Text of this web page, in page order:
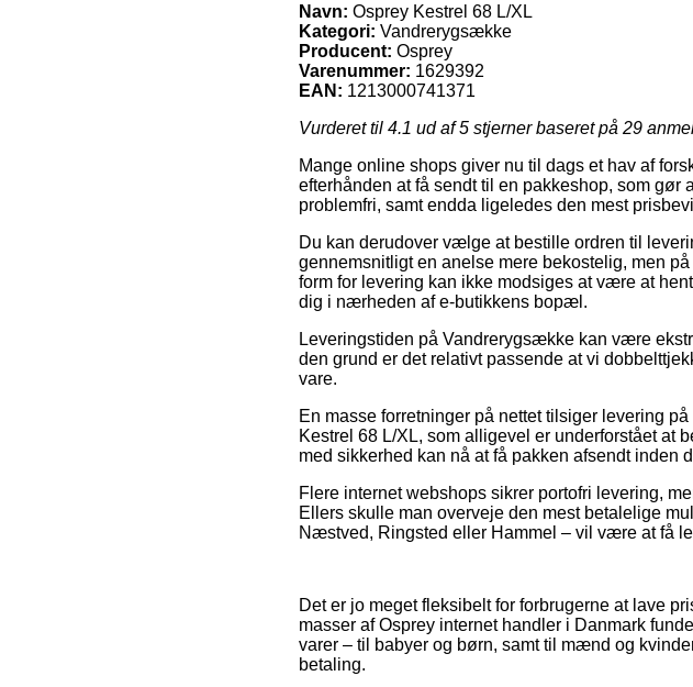
Navn: Osprey Kestrel 68 L/XL
Kategori: Vandrerygsække
Producent: Osprey
Varenummer: 1629392
EAN: 1213000741371
Vurderet til 4.1 ud af 5 stjerner baseret på 29
Mange online shops giver nu til dags et hav af
efterhånden at få sendt til en pakkeshop, som gør
problemfri, samt endda ligeledes den mest
Du kan derudover vælge at bestille ordren til
gennemsnitligt en anelse mere bekostelig, men
form for levering kan ikke modsiges at være at
dig i nærheden af e-butikkens bopæl.
Leveringstiden på Vandrerygsække kan være
den grund er det relativt passende at vi
vare.
En masse forretninger på nettet tilsiger levering
Kestrel 68 L/XL, som alligevel er underforstået at
med sikkerhed kan nå at få pakken afsendt inden
Flere internet webshops sikrer portofri levering,
Ellers skulle man overveje den mest betalelige
Næstved, Ringsted eller Hammel – vil være at få
Det er jo meget fleksibelt for forbrugerne at lave
masser af Osprey internet handler i Danmark
varer – til babyer og børn, samt til mænd og
betaling.